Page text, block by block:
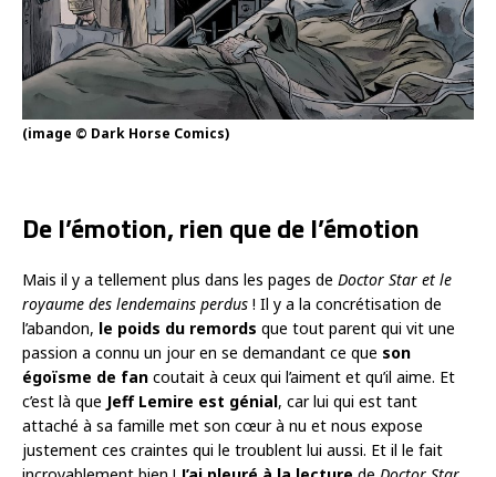
(image © Dark Horse Comics)
De l’émotion, rien que de l’émotion
Mais il y a tellement plus dans les pages de Doctor Star et le
royaume des lendemains perdus ! Il y a la concrétisation de
l’abandon, le poids du remords que tout parent qui vit une
passion a connu un jour en se demandant ce que son
égoïsme de fan coutait à ceux qui l’aiment et qu’il aime. Et
c’est là que Jeff Lemire est génial, car lui qui est tant
attaché à sa famille met son cœur à nu et nous expose
justement ces craintes qui le troublent lui aussi. Et il le fait